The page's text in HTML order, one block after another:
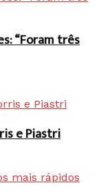
“Foram três
e Piastri